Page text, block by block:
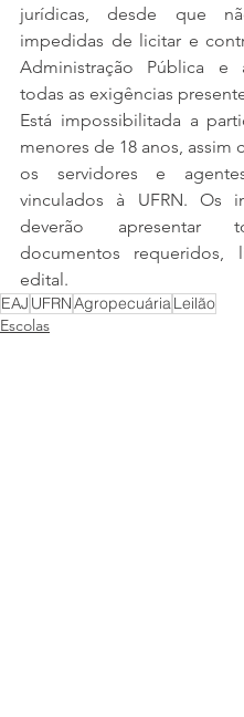
jurídicas, desde que
impedidas de licitar e
Administração Pública e
todas as exigências
Está impossibilitada a
menores de 18 anos, assim
os servidores e
vinculados à UFRN. Os
deverão apresentar
documentos requeridos,
edital.
EAJ UFRNAgropecuáriaLeilão
Escolas